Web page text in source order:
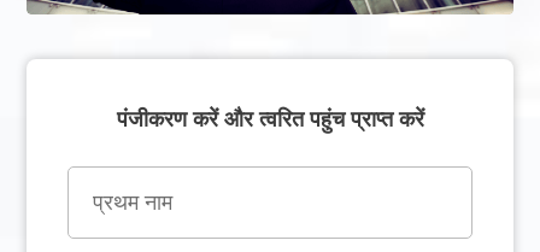
पंजीकरण करें और त्वरित पहुंच प्राप्त करें